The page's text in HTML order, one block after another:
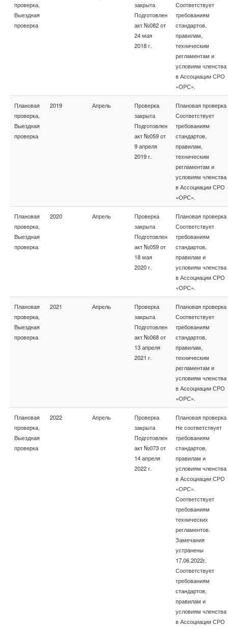
проверка,
Выездная
проверка
закрыта
Подготовлен
акт №082 от
24 мая
2018 г.
Соответствует
требованиям
стандартов,
правилам,
техническим
регламентам и
условиям членства
в Ассоциации СРО
«ОРС».
Плановая
проверка,
Выездная
проверка
2019 Апрель
Проверка
закрыта
Подготовлен
акт №059 от
9 апреля
2019 г.
Плановая проверка
Соответствует
требованиям
стандартов,
правилам,
техническим
регламентам и
условиям членства
в Ассоциации СРО
«ОРС».
Плановая
проверка,
Выездная
проверка
2020 Апрель
Проверка
закрыта
Подготовлен
акт №059 от
18 мая
2020 г.
Плановая проверка
Соответствует
требованиям
стандартов,
правилам и
условиям членства
в Ассоциации СРО
«ОРС».
Плановая
проверка,
Выездная
проверка
2021 Апрель
Проверка
закрыта
Подготовлен
акт №068 от
13 апреля
2021 г.
Плановая проверка
Соответствует
требованиям
стандартов,
правилам,
техническим
регламентам и
условиям членства
в Ассоциации СРО
«ОРС».
Плановая
проверка,
Выездная
проверка
2022 Апрель
Проверка
закрыта
Подготовлен
акт №073 от
14 апреля
2022 г.
Плановая проверка
Не соответствует
требованиям
стандартов,
правилам и
условиям членства
в Ассоциации СРО
«ОРС».
Соответствует
требованиям
технических
регламентов.
Замечания
устранены
17.06.2022г.
Соответствует
требованиям
стандартов,
правилам и
условиям членства
в Ассоциации СРО